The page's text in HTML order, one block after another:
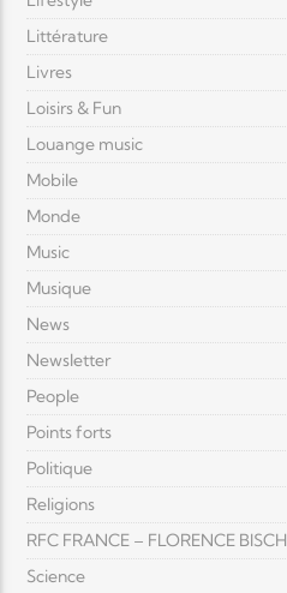
Littérature
Livres
Loisirs & Fun
Louange music
Mobile
Monde
Music
Musique
News
Newsletter
People
Points forts
Politique
Religions
RFC FRANCE – FLORENCE BISCH
Science